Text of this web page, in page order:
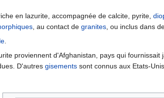
en lazurite, accompagnée de calcite, pyrite,
, au contact de granites , ou inclus dans
proviennent d'Afghanistan, pays qui fournissait
D'autres gisements sont connus aux Etats-